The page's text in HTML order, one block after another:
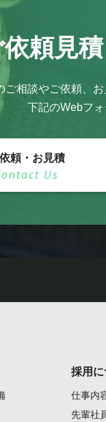
頼見積
ご相談やご依頼、
下記のWebフ
頼・お見積
Us
採用
仕事内
先輩社